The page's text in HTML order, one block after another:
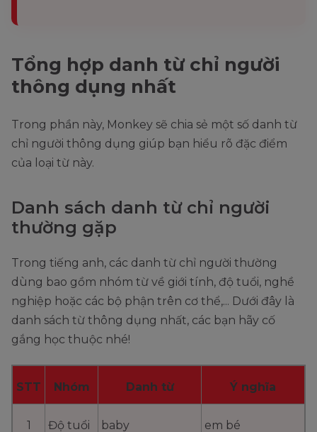
6 -ee
viên), Attendee
(Người tham dự),
Interviewee
(Người ứng viên)
Tổng hợp danh từ chỉ người
thông dụng nhất
Trong phần này, Monkey sẽ chia sẻ một số danh từ
chỉ người thông dụng giúp bạn hiểu rõ đặc điểm
của loại từ này.
Danh sách danh từ chỉ người
thường gặp
Trong tiếng anh, các danh từ chỉ người thường
dùng bao gồm nhóm từ về giới tính, độ tuổi, nghề
nghiệp hoặc các bộ phận trên cơ thể,... Dưới đây là
danh sách từ thông dụng nhất, các bạn hãy cố
gắng học thuộc nhé!
STT Nhóm Danh từ Ý nghĩa
1 Độ tuổi baby em bé